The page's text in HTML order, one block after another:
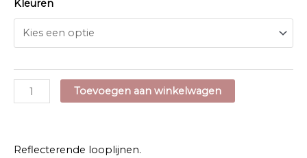
Kleuren
Neon
Trigger
Lead
Toevoegen aan winkelwagen
Reflecterende looplijnen.